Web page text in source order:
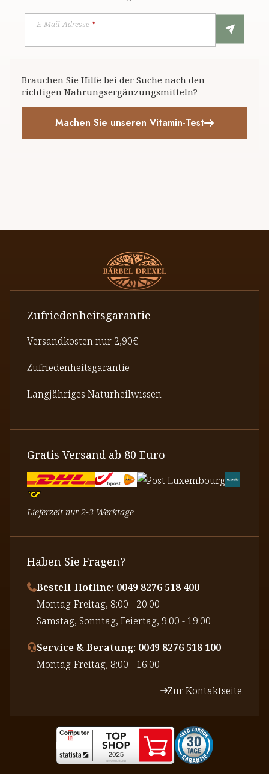
E-Mail-Adresse *
Brauchen Sie Hilfe bei der Suche nach den
richtigen Nahrungsergänzungsmitteln?
Machen Sie unseren Vitamin-Test
Zufriedenheitsgarantie
Versandkosten nur 2,90€
Zufriedenheitsgarantie
Langjähriges Naturheilwissen
Gratis Versand ab 80 Euro
Lieferzeit nur 2-3 Werktage
Haben Sie Fragen?
Bestell-Hotline: 0049 8276 518 400
⁠Montag-Freitag, 8:00 - 20:00
⁠Samstag, Sonntag, Feiertag, 9:00 - 19:00
Service & Beratung: 0049 8276 518 100
⁠Montag-Freitag, 8:00 - 16:00
Zur Kontaktseite